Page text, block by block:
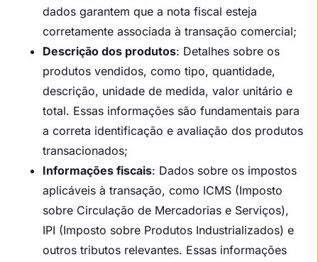
dados garantem que a nota fiscal esteja
corretamente associada à transação comercial;
Descrição dos produtos: Detalhes sobre os
produtos vendidos, como tipo, quantidade,
descrição, unidade de medida, valor unitário e
total. Essas informações são fundamentais para
a correta identificação e avaliação dos produtos
transacionados;
Informações fiscais: Dados sobre os impostos
aplicáveis à transação, como ICMS (Imposto
sobre Circulação de Mercadorias e Serviços),
IPI (Imposto sobre Produtos Industrializados) e
outros tributos relevantes. Essas informações